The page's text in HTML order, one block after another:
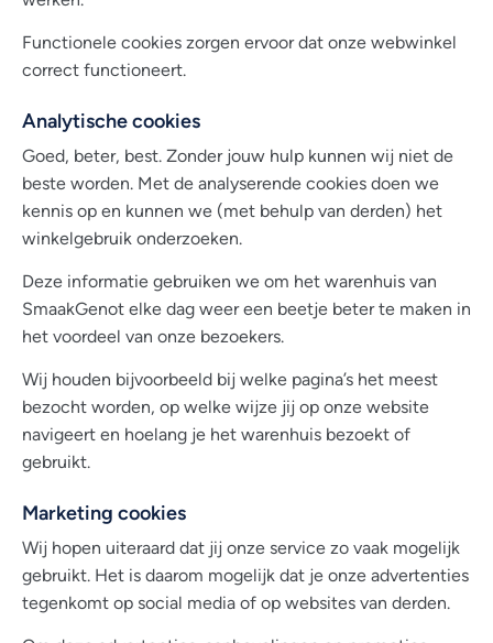
Functionele cookies zorgen ervoor dat onze webwinkel
correct functioneert.
Analytische cookies
Goed, beter, best. Zonder jouw hulp kunnen wij niet de
beste worden. Met de analyserende cookies doen we
kennis op en kunnen we (met behulp van derden) het
winkelgebruik onderzoeken.
Deze informatie gebruiken we om het warenhuis van
SmaakGenot elke dag weer een beetje beter te maken in
het voordeel van onze bezoekers.
Wij houden bijvoorbeeld bij welke pagina’s het meest
bezocht worden, op welke wijze jij op onze website
navigeert en hoelang je het warenhuis bezoekt of
gebruikt.
Marketing cookies
Wij hopen uiteraard dat jij onze service zo vaak mogelijk
gebruikt. Het is daarom mogelijk dat je onze advertenties
tegenkomt op social media of op websites van derden.